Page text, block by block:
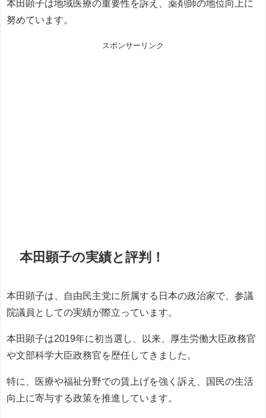
本田顕子は地域医療の重要性を訴え、薬剤師の地位向上に
努めています。
スポンサーリンク
本田顕子の実績と評判！
本田顕子は、自由民主党に所属する日本の政治家で、参議
院議員としての実績が際立っています。
本田顕子は2019年に初当選し、以来、厚生労働大臣政務官
や文部科学大臣政務官を歴任してきました。
特に、医療や福祉分野での賃上げを強く訴え、国民の生活
向上に寄与する政策を推進しています。